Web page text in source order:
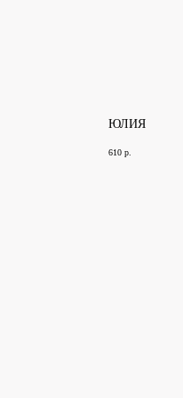
ЮЛИЯ
610 р.